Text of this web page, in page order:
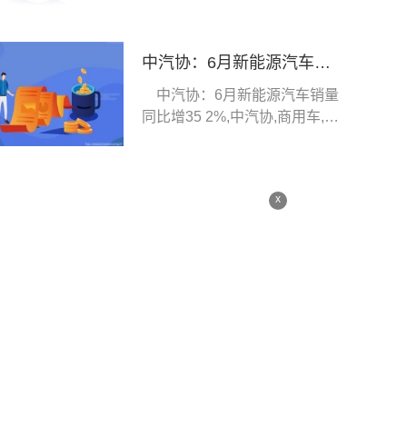
中汽协：6月新能源汽车销量同比增35.2%
中汽协：6月新能源汽车销量
同比增35 2%,中汽协,商用车,新
x